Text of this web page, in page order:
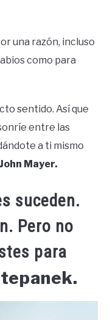
una razón, incluso
como para
sentido. Así que
entre las
a ti mismo
John Mayer.
suceden.
Pero no
para